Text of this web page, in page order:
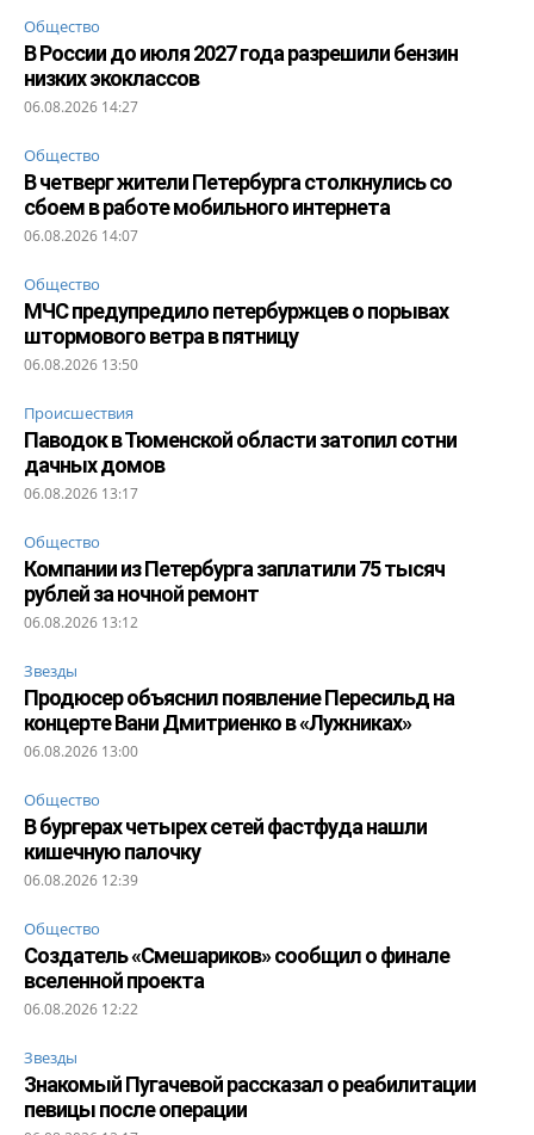
Общество
В России до июля 2027 года разрешили бензин
низких экоклассов
06.08.2026 14:27
Общество
В четверг жители Петербурга столкнулись со
сбоем в работе мобильного интернета
06.08.2026 14:07
Общество
МЧС предупредило петербуржцев о порывах
штормового ветра в пятницу
06.08.2026 13:50
Происшествия
Паводок в Тюменской области затопил сотни
дачных домов
06.08.2026 13:17
Общество
Компании из Петербурга заплатили 75 тысяч
рублей за ночной ремонт
06.08.2026 13:12
Звезды
Продюсер объяснил появление Пересильд на
концерте Вани Дмитриенко в «Лужниках»
06.08.2026 13:00
Общество
В бургерах четырех сетей фастфуда нашли
кишечную палочку
06.08.2026 12:39
Общество
Создатель «Смешариков» сообщил о финале
вселенной проекта
06.08.2026 12:22
Звезды
Знакомый Пугачевой рассказал о реабилитации
певицы после операции